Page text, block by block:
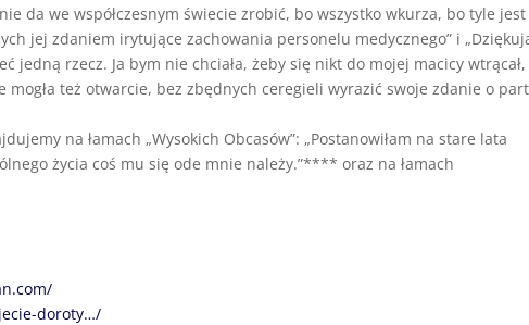
da we współczesnym świecie zrobić, bo wszystko wkurza, bo tyle jest
jej zdaniem irytujące zachowania personelu medycznego” i
jedną rzecz. Ja bym nie chciała, żeby się nikt do mojej macicy wtrącał,
też otwarcie, bez zbędnych ceregieli wyrazić swoje zdanie o
na łamach „Wysokich Obcasów”: „Postanowiłam na stare lata
życia coś mu się ode mnie należy.”**** oraz na łamach
doroty…/